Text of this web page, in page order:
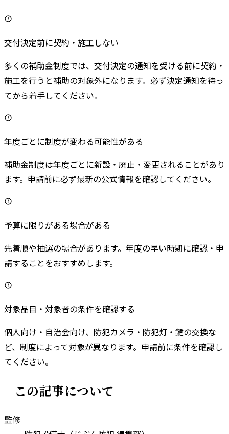
交付決定前に契約・施工しない
多くの補助金制度では、交付決定の通知を受ける前に契約・
施工を行うと補助の対象外になります。必ず決定通知を待っ
てから着手してください。
年度ごとに制度が変わる可能性がある
補助金制度は年度ごとに新設・廃止・変更されることがあり
ます。申請前に必ず最新の公式情報を確認してください。
予算に限りがある場合がある
先着順や抽選の場合があります。年度の早い時期に確認・申
請することをおすすめします。
対象品目・対象者の条件を確認する
個人向け・自治会向け、防犯カメラ・防犯灯・鍵の交換な
ど、制度によって対象が異なります。申請前に条件を確認し
てください。
この記事について
監修